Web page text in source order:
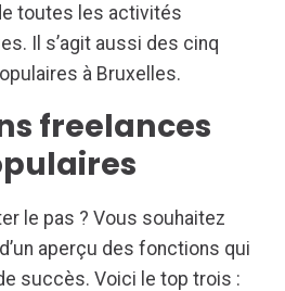
toutes les activités
Il s’agit aussi des cinq
à Bruxelles.
freelances
le pas ? Vous souhaitez
aperçu des fonctions qui
succès. Voici le top trois :